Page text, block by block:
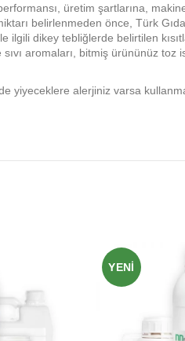
üretim şartlarına,
belirlenmeden önce, Türk
ilgili dikey tebliğlerde belirtilen
aromaları, bitmiş ürününüz
yiyeceklere alerjiniz varsa
YENI